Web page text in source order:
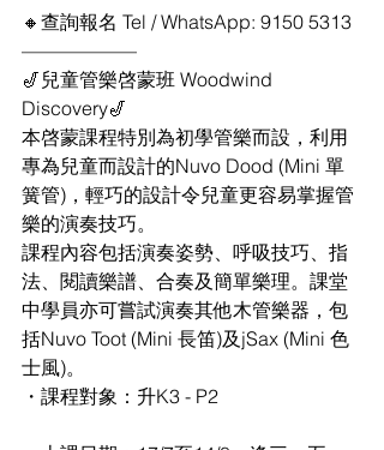
🔸查詢報名 Tel / WhatsApp: 9150 5313
——————
🎷兒童管樂啓蒙班 Woodwind
Discovery🎷
本啓蒙課程特別為初學管樂而設，利用
專為兒童而設計的Nuvo Dood (Mini 單
簧管)，輕巧的設計令兒童更容易掌握管
樂的演奏技巧。
課程內容包括演奏姿勢、呼吸技巧、指
法、閱讀樂譜、合奏及簡單樂理。課堂
中學員亦可嘗試演奏其他木管樂器，包
括Nuvo Toot (Mini 長笛)及jSax (Mini 色
士風)。
・課程對象：升K3 - P2